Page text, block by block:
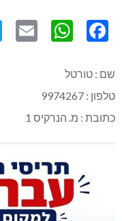
שם : טורטל
טלפון : 9974267
כתובת : מ. הנרקיס 1